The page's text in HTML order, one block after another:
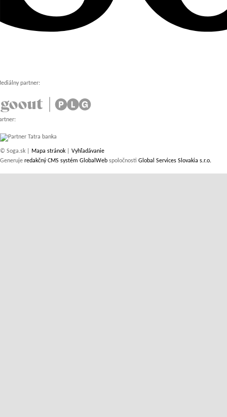
partner:
© Soga.sk | Mapa stránok
Vyhľadávanie
Generuje redakčný CMS systém GlobalWeb spoločnosti Global Services Slovakia s.r.o.